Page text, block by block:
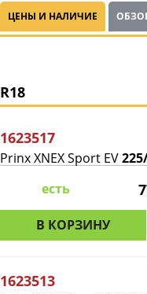
ЦЕНЫ И НАЛИЧИЕ
R18
1623517
Prinx XNEX Sport EV
есть
В КОРЗИНУ
1623513